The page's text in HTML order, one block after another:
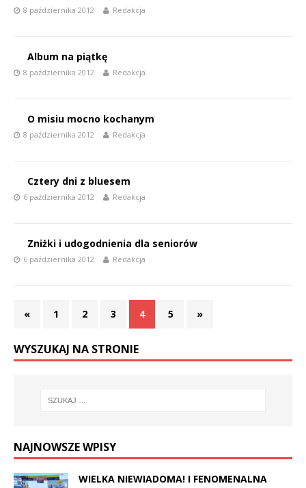
8 października 2012 Redakcja
Album na piątkę
8 października 2012 Redakcja
O misiu mocno kochanym
8 października 2012 Redakcja
Cztery dni z bluesem
6 października 2012 Redakcja
Zniżki i udogodnienia dla seniorów
6 października 2012 Redakcja
« 1 2 3 4 5 »
WYSZUKAJ NA STRONIE
NAJNOWSZE WPISY
WIELKA NIEWIADOMA! I FENOMENALNA